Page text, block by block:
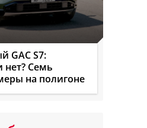
GAC S7:
нет? Семь
на полигоне